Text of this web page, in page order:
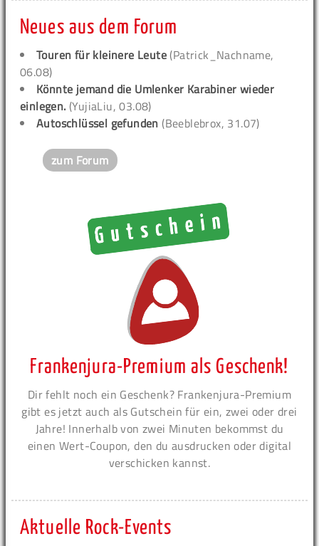
Neues aus dem Forum
Touren für kleinere Leute (Patrick_Nachname,
06.08)
Könnte jemand die Umlenker Karabiner wieder
einlegen. (YujiaLiu, 03.08)
Autoschlüssel gefunden (Beeblebrox, 31.07)
zum Forum
Frankenjura-Premium als Geschenk!
Dir fehlt noch ein Geschenk? Frankenjura-Premium
gibt es jetzt auch als Gutschein für ein, zwei oder drei
Jahre! Innerhalb von zwei Minuten bekommst du
einen Wert-Coupon, den du ausdrucken oder digital
verschicken kannst.
Aktuelle Rock-Events